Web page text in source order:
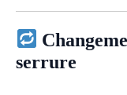
serrure